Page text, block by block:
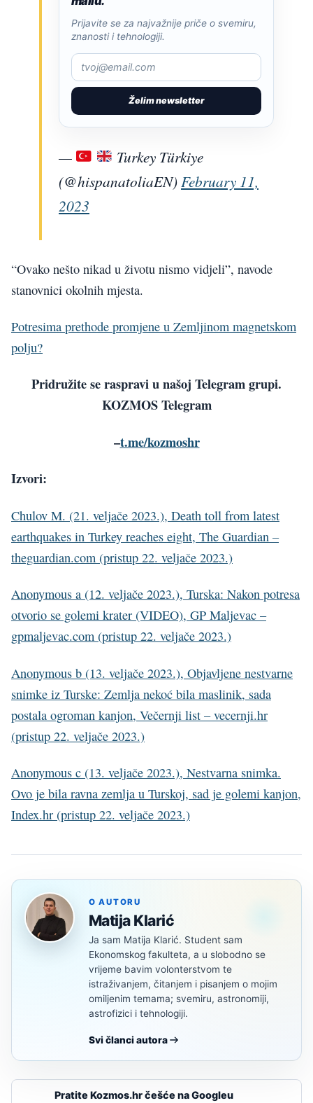
Želim newsletter
Prijavite se za najvažnije priče o svemiru,
znanosti i tehnologiji.
—
Turkey Türkiye
(@hispanatoliaEN) February 11,
2023
“Ovako nešto nikad u životu nismo vidjeli”, navode
stanovnici okolnih mjesta.
Potresima prethode promjene u Zemljinom magnetskom
polju?
Pridružite se raspravi u našoj Telegram grupi.
KOZMOS Telegram
–t.me/kozmoshr
Izvori:
Chulov M. (21. veljače 2023.), Death toll from latest
earthquakes in Turkey reaches eight, The Guardian –
theguardian.com (pristup 22. veljače 2023.)
Anonymous a (12. veljače 2023.), Turska: Nakon potresa
otvorio se golemi krater (VIDEO), GP Maljevac –
gpmaljevac.com (pristup 22. veljače 2023.)
Anonymous b (13. veljače 2023.), Objavljene nestvarne
snimke iz Turske: Zemlja nekoć bila maslinik, sada
postala ogroman kanjon, Večernji list – vecernji.hr
(pristup 22. veljače 2023.)
Anonymous c (13. veljače 2023.), Nestvarna snimka.
Ovo je bila ravna zemlja u Turskoj, sad je golemi kanjon,
Index.hr (pristup 22. veljače 2023.)
O AUTORU
Matija Klarić
Ja sam Matija Klarić. Student sam
Ekonomskog fakulteta, a u slobodno se
vrijeme bavim volonterstvom te
istraživanjem, čitanjem i pisanjem o mojim
omiljenim temama; svemiru, astronomiji,
astrofizici i tehnologiji.
Svi članci autora
Pratite Kozmos.hr češće na Googleu